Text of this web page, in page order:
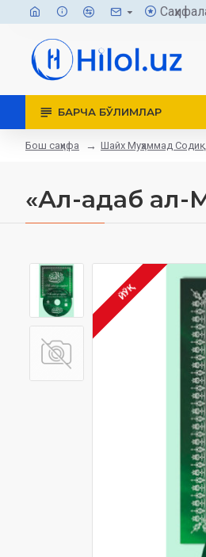
БАРЧА БЎЛИМЛАР
Бош саҳифа Шайх Муҳаммад
«Ал-адаб ал-
ЙЎҚ